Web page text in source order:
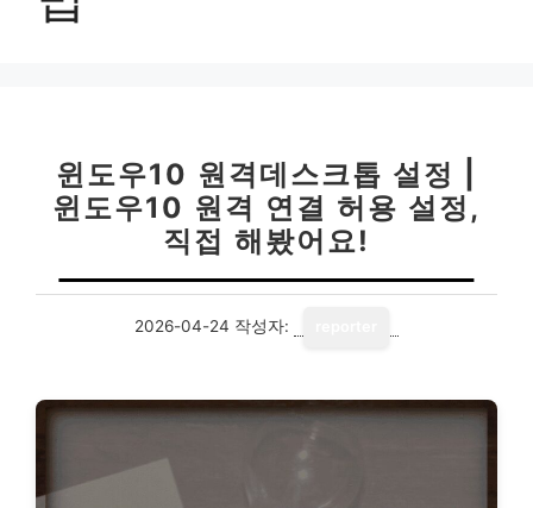
윈도우10 원격데스크톱 설정 |
윈도우10 원격 연결 허용 설정,
직접 해봤어요!
2026-04-24 작성자: